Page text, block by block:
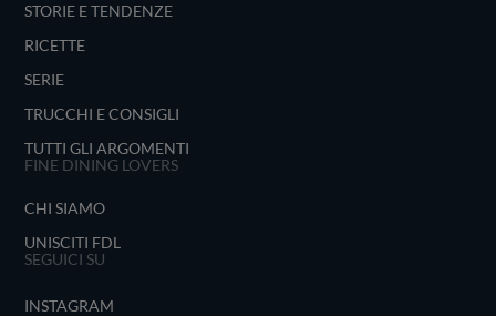
STORIE E TENDENZE
RICETTE
SERIE
TRUCCHI E CONSIGLI
TUTTI GLI ARGOMENTI
FINE DINING LOVERS
CHI SIAMO
UNISCITI FDL
SEGUICI SU
INSTAGRAM